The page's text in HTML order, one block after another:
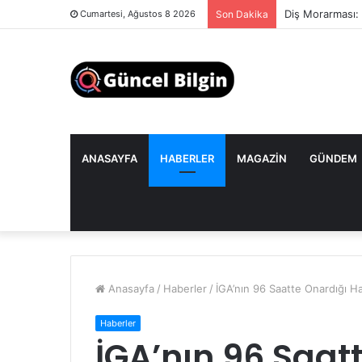
Cumartesi, Ağustos 8 2026 Son Dakika Diş
ANASAYFA HABERLER MAGAZIN GÜNDEM
Anasayfa / Haberler / İGA’nın 96 Saatte Onardığı
Haberler